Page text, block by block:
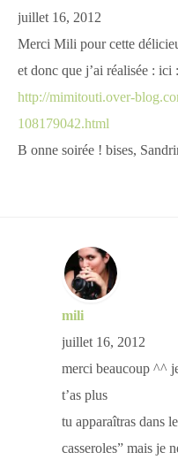
juillet 16, 2012
Merci Mili pour cette
et donc que j’ai réalisée : ici :
http://mimitouti.over-
108179042.html
B onne soirée ! bises,
mili
juillet 16, 2012
merci beaucoup ^^
t’as plus
tu apparaîtras dans
casseroles” mais je